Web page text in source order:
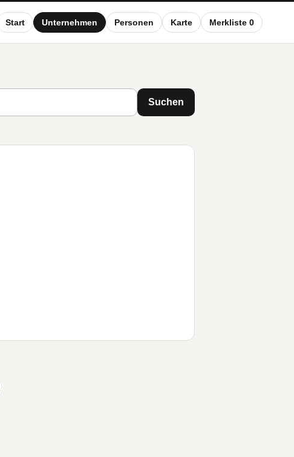
Start Unternehmen Personen Karte Merkliste 0
Suchen